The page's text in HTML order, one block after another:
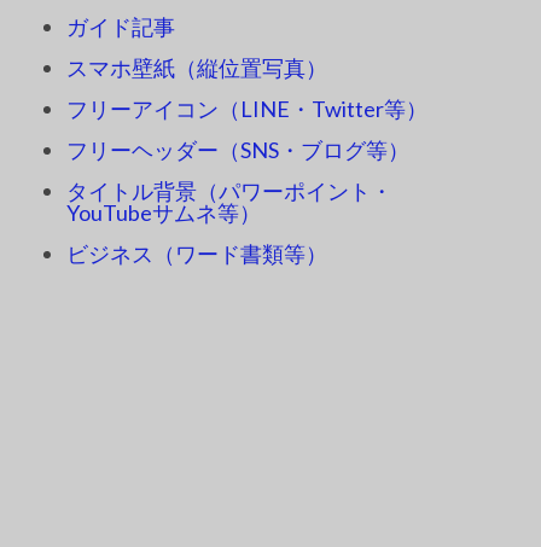
ガイド記事
スマホ壁紙（縦位置写真）
フリーアイコン（LINE・Twitter等）
フリーヘッダー（SNS・ブログ等）
タイトル背景（パワーポイント・
YouTubeサムネ等）
ビジネス（ワード書類等）